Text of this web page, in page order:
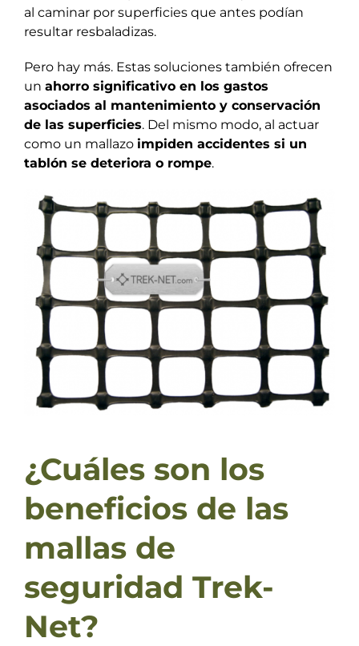
al caminar por superficies que antes podían
resultar resbaladizas.
Pero hay más. Estas soluciones también ofrecen
un ahorro significativo en los gastos
asociados al mantenimiento y conservación
de las superficies. Del mismo modo, al actuar
como un mallazo impiden accidentes si un
tablón se deteriora o rompe.
¿Cuáles son los
beneficios de las
mallas de
seguridad Trek-
Net?